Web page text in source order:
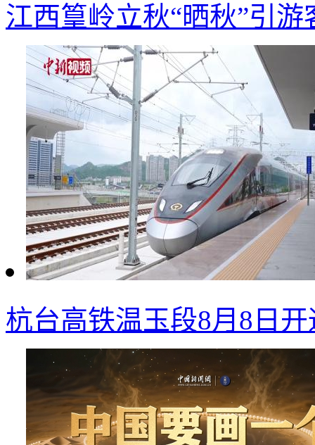
江西篁岭立秋“晒秋”引游
杭台高铁温玉段8月8日